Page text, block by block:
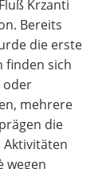
Krzanti
Bereits
die erste
finden sich
oder
mehrere
die
Aktivitäten
wegen